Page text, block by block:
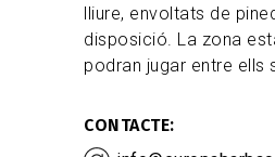
lliure, envoltats de
disposició. La zona
podran jugar entre ells
CONTACTE